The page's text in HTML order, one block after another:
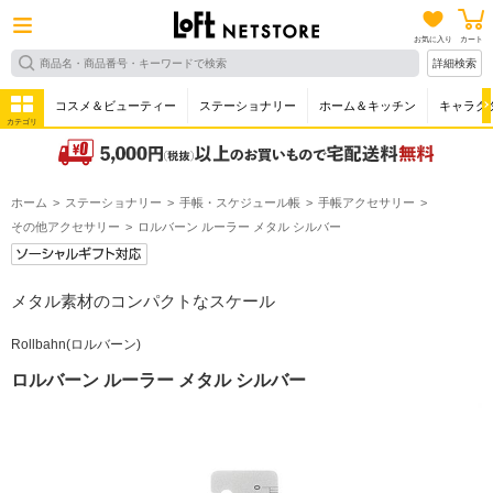
お気に入り カート
詳細検索
カテゴリ
コスメ＆ビューティー ステーショナリー ホーム＆キッチン キャラク
ホーム ステーショナリー 手帳・スケジュール帳
手帳アクセサリー
その他アクセサリー
ロルバーン ルーラー メタル シルバー
メタル素材のコンパクトなスケール
Rollbahn(ロルバーン)
ロルバーン ルーラー メタル シルバー